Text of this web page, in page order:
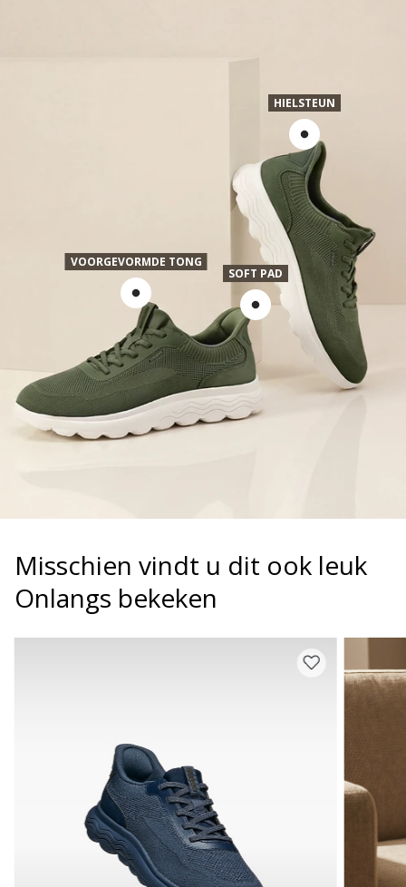
SOFT PAD
HIELSTEUN
VOORGEVORMDE TONG
Misschien vindt u dit ook leuk
Onlangs bekeken